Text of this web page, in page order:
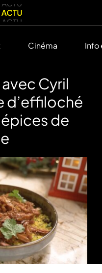
Cinéma Info
Cyril
d’effiloché
de